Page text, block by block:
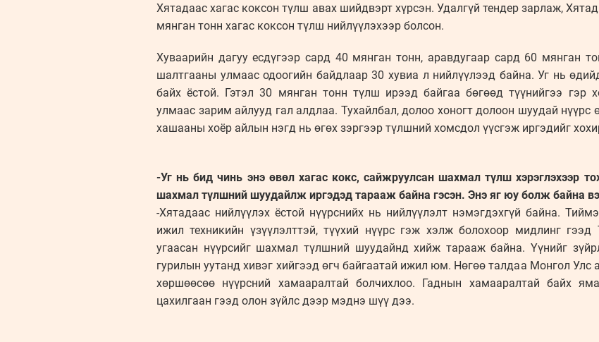
Хятадаас хагас коксон түлш авах шийдвэрт хүрсэн. Удалгүй тендер зарлаж,
мянган тонн хагас коксон түлш нийлүүлэхээр болсон.
Хуваарийн дагуу есдүгээр сард 40 мянган тонн, аравдугаар сард 60 мянган
шалтгааны улмаас одоогийн байдлаар 30 хувиа л нийлүүлээд байна. Уг нь
байх ёстой. Гэтэл 30 мянган тонн түлш ирээд байгаа бөгөөд түүнийгээ гэр
улмаас зарим айлууд гал алдлаа. Тухайлбал, долоо хоногт долоон шуудай нүүрс
хашааны хоёр айлын нэгд нь өгөх зэргээр түлшний хомсдол үүсгэж иргэдийг
-Уг нь бид чинь энэ өвөл хагас кокс, сайжруулсан шахмал түлш хэрэглэхээр
шахмал түлшний шуудайлж иргэдэд тарааж байна гэсэн. Энэ яг юу болж байна
-Хятадаас нийлүүлэх ёстой нүүрснийх нь нийлүүлэлт нэмэгдэхгүй байна.
ижил техникийн үзүүлэлттэй, түүхий нүүрс гэж хэлж болохоор мидлинг
угаасан нүүрсийг шахмал түлшний шуудайнд хийж тарааж байна. Үүнийг
гурилын уутанд хивэг хийгээд өгч байгаатай ижил юм. Нөгөө талдаа Монгол Улс
хөршөөсөө нүүрсний хамааралтай болчихлоо. Гаднын хамааралтай байх
цахилгаан гээд олон зүйлс дээр мэднэ шүү дээ.